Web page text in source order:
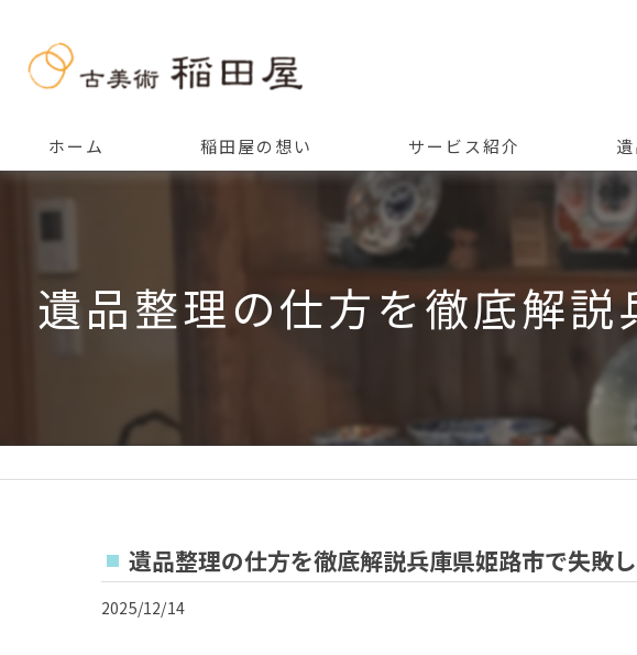
ホーム 稲田屋の想い サービス紹介
よく
遺品整理の仕方を徹底解
遺品整理の仕方を徹底解説兵庫県姫路市で失敗
2025/12/14